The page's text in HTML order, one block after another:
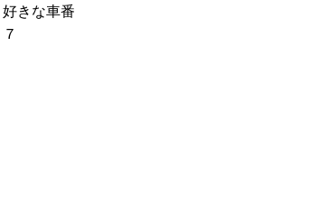
好きな車番
７